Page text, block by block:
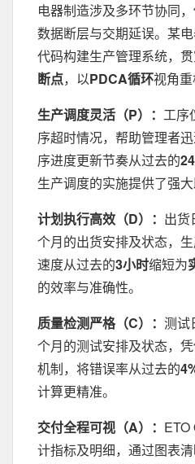
电器制造涉及多环节协同
数据断层与交期延误。某
代码构建生产管理系统，
断点，以PDCA循环视角
生产调度灵活（P）： 工序
序超时情况，帮助管理者
序进度更新节奏从过去的
生产调度的实施提供了强大
计划执行高效（D）： 出货
个月的出货安排及状态，
速度从过去的3小时缩短为
的效率与准确性。
质量检测严格（C）： 测试
个月的测试安排及状态，
机制，将错误率从过去的
计算更精准。
交付全程可视（A）： ETO
计指标及明细，通过图表